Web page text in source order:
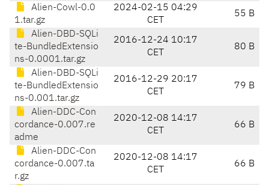
Alien-Cowl-0.0
1.tar.gz
2024-02-15 04:29
CET
55 B
Alien-DBD-SQLi
te-BundledExtensio
ns-0.0001.tar.gz
2016-12-24 10:17
CET
80 B
Alien-DBD-SQLi
te-BundledExtensio
ns-0.001.tar.gz
2016-12-29 20:17
CET
79 B
Alien-DDC-Con
cordance-0.007.re
adme
2020-12-08 14:17
CET
66 B
Alien-DDC-Con
cordance-0.007.ta
r.gz
2020-12-08 14:17
CET
66 B